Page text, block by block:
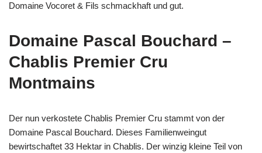
Domaine Vocoret & Fils schmackhaft und gut.
Domaine Pascal Bouchard –
Chablis Premier Cru
Montmains
Der nun verkostete Chablis Premier Cru stammt von der
Domaine Pascal Bouchard. Dieses Familienweingut
bewirtschaftet 33 Hektar in Chablis. Der winzig kleine Teil von